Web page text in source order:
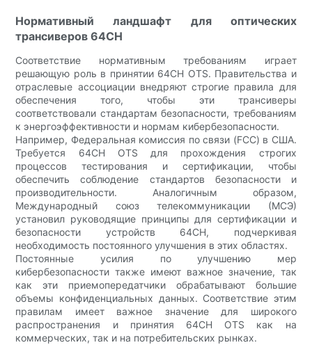
Нормативный ландшафт для оптических
трансиверов 64CH
Соответствие нормативным требованиям играет
решающую роль в принятии 64CH OTS. Правительства и
отраслевые ассоциации внедряют строгие правила для
обеспечения того, чтобы эти трансиверы
соответствовали стандартам безопасности, требованиям
к энергоэффективности и нормам кибербезопасности.
Например, Федеральная комиссия по связи (FCC) в США.
Требуется 64CH OTS для прохождения строгих
процессов тестирования и сертификации, чтобы
обеспечить соблюдение стандартов безопасности и
производительности. Аналогичным образом,
Международный союз телекоммуникации (МСЭ)
установил руководящие принципы для сертификации и
безопасности устройств 64CH, подчеркивая
необходимость постоянного улучшения в этих областях.
Постоянные усилия по улучшению мер
кибербезопасности также имеют важное значение, так
как эти приемопередатчики обрабатывают большие
объемы конфиденциальных данных. Соответствие этим
правилам имеет важное значение для широкого
распространения и принятия 64CH OTS как на
коммерческих, так и на потребительских рынках.